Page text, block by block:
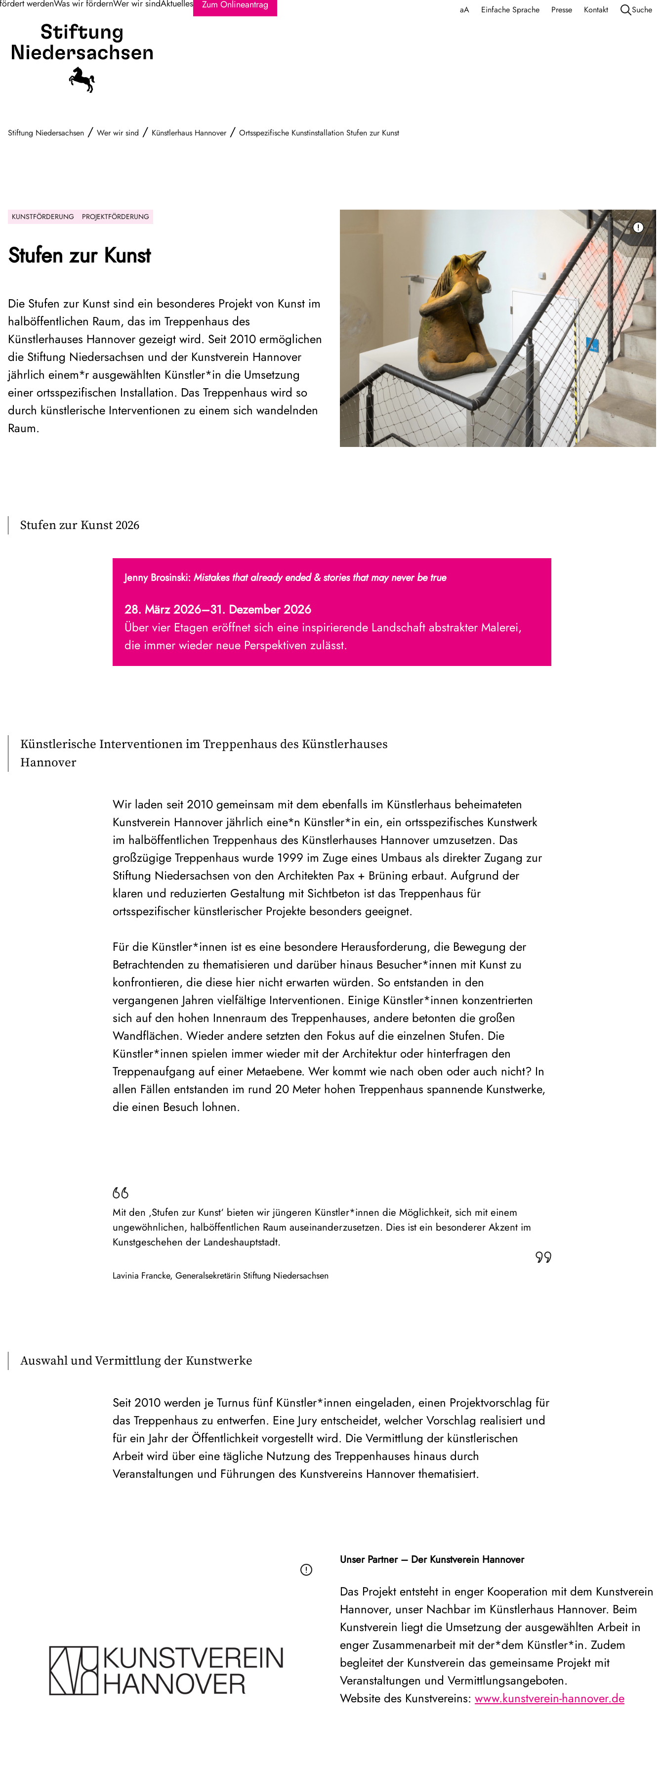
werdenWas wir fördernWer wir sindAktuelles Zum Onlineantrag aA Einfache Sprache Presse Kontakt Suche
Stiftung Niedersachsen / Wer wir sind / Künstlerhaus Hannover/ Ortsspezifische Kunstinstallation Stufen zur Kunst
KUNSTFÖRDERUNG PROJEKTFÖRDERUNG
Stufen zur Kunst
Die Stufen zur Kunst sind ein besonderes Projekt von Kunst im
halböffentlichen Raum, das im Treppenhaus des
Künstlerhauses Hannover gezeigt wird. Seit 2010 ermöglichen
die Stiftung Niedersachsen und der Kunstverein Hannover
jährlich einem*r ausgewählten Künstler*in die Umsetzung
einer ortsspezifischen Installation. Das Treppenhaus wird so
durch künstlerische Interventionen zu einem sich wandelnden
Raum.
Stufen zur Kunst 2026
Jenny Brosinski: Mistakes that already ended & stories that may never be true
28. März 2026–31. Dezember 2026
Über vier Etagen eröffnet sich eine inspirierende Landschaft abstrakter Malerei,
die immer wieder neue Perspektiven zulässt.
Künstlerische Interventionen im Treppenhaus des Künstlerhauses
Hannover
Wir laden seit 2010 gemeinsam mit dem ebenfalls im Künstlerhaus beheimateten
Kunstverein Hannover jährlich eine*n Künstler*in ein, ein ortsspezifisches Kunstwerk
im halböffentlichen Treppenhaus des Künstlerhauses Hannover umzusetzen. Das
großzügige Treppenhaus wurde 1999 im Zuge eines Umbaus als direkter Zugang zur
Stiftung Niedersachsen von den Architekten Pax + Brüning erbaut. Aufgrund der
klaren und reduzierten Gestaltung mit Sichtbeton ist das Treppenhaus für
ortsspezifischer künstlerischer Projekte besonders geeignet.
Für die Künstler*innen ist es eine besondere Herausforderung, die Bewegung der
Betrachtenden zu thematisieren und darüber hinaus Besucher*innen mit Kunst zu
konfrontieren, die diese hier nicht erwarten würden. So entstanden in den
vergangenen Jahren vielfältige Interventionen. Einige Künstler*innen konzentrierten
sich auf den hohen Innenraum des Treppenhauses, andere betonten die großen
Wandflächen. Wieder andere setzten den Fokus auf die einzelnen Stufen. Die
Künstler*innen spielen immer wieder mit der Architektur oder hinterfragen den
Treppenaufgang auf einer Metaebene. Wer kommt wie nach oben oder auch nicht? In
allen Fällen entstanden im rund 20 Meter hohen Treppenhaus spannende Kunstwerke,
die einen Besuch lohnen.
Mit den ‚Stufen zur Kunst‘ bieten wir jüngeren Künstler*innen die Möglichkeit, sich mit einem
ungewöhnlichen, halböffentlichen Raum auseinanderzusetzen. Dies ist ein besonderer Akzent im
Kunstgeschehen der Landeshauptstadt.
Lavinia Francke, Generalsekretärin Stiftung Niedersachsen
Auswahl und Vermittlung der Kunstwerke
Seit 2010 werden je Turnus fünf Künstler*innen eingeladen, einen Projektvorschlag für
das Treppenhaus zu entwerfen. Eine Jury entscheidet, welcher Vorschlag realisiert und
für ein Jahr der Öffentlichkeit vorgestellt wird. Die Vermittlung der künstlerischen
Arbeit wird über eine tägliche Nutzung des Treppenhauses hinaus durch
Veranstaltungen und Führungen des Kunstvereins Hannover thematisiert.
Unser Partner – Der Kunstverein Hannover
Das Projekt entsteht in enger Kooperation mit dem Kunstverein
Hannover, unser Nachbar im Künstlerhaus Hannover. Beim
Kunstverein liegt die Umsetzung der ausgewählten Arbeit in
enger Zusammenarbeit mit der*dem Künstler*in. Zudem
begleitet der Kunstverein das gemeinsame Projekt mit
Veranstaltungen und Vermittlungsangeboten.
Website des Kunstvereins: www.kunstverein-hannover.de